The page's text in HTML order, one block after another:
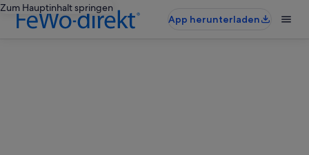
Zum Hauptinhalt springen
App herunterladen